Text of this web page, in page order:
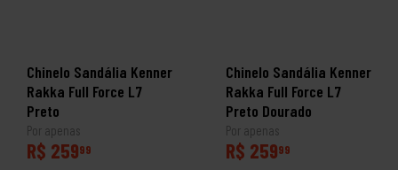
Chinelo Sandália Kenner
Rakka Full Force L7
Preto
Por apenas
R$ 25999
Chinelo Sandália Kenner
Rakka Full Force L7
Preto Dourado
Por apenas
R$ 25999